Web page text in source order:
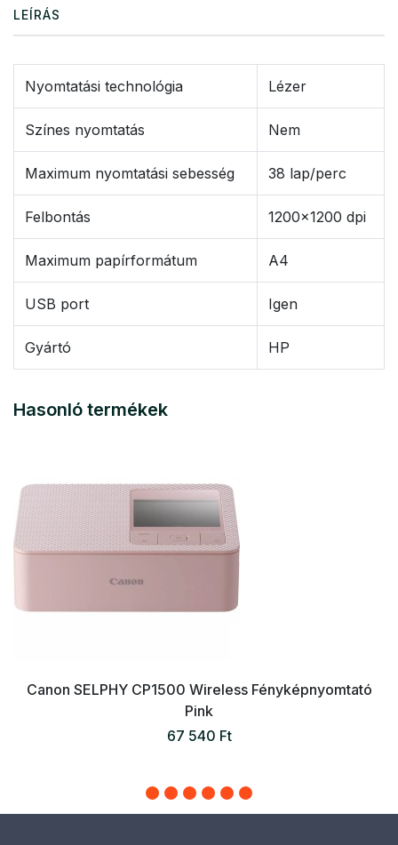
LEÍRÁS
Nyomtatási technológia Lézer
Színes nyomtatás Nem
Maximum nyomtatási sebesség 38 lap/perc
Felbontás 1200x1200 dpi
Maximum papírformátum A4
USB port Igen
Gyártó HP
Hasonló termékek
Canon SELPHY CP1500 Wireless Fényképnyomtató
Pink
67 540 Ft